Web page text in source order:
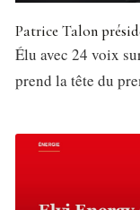
Patrice Talon
Élu avec 24 voix
prend la tête du